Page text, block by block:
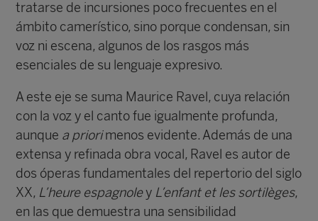
tratarse de incursiones poco frecuentes en el
ámbito camerístico, sino porque condensan, sin
voz ni escena, algunos de los rasgos más
esenciales de su lenguaje expresivo.
A este eje se suma Maurice Ravel, cuya relación
con la voz y el canto fue igualmente profunda,
aunque a priorimenos evidente. Además de una
extensa y refinada obra vocal, Ravel es autor de
dos óperas fundamentales del repertorio del siglo
XX, L’heure espagnoley L’enfant et les sortilèges,
en las que demuestra una sensibilidad